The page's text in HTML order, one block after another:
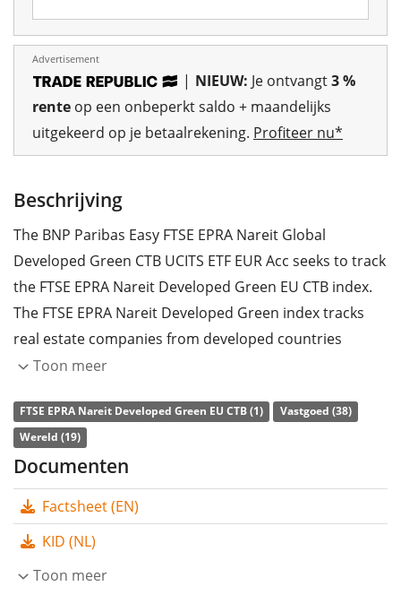
Advertisement
| NIEUW: Je ontvangt3 %
rente op een onbeperkt saldo + maandelijks
uitgekeerd op je betaalrekening. Profiteer nu*
Beschrijving
The BNP Paribas Easy FTSE EPRA Nareit Global
Developed Green CTB UCITS ETF EUR Acc seeks to track
the FTSE EPRA Nareit Developed Green EU CTB index.
The FTSE EPRA Nareit Developed Green index tracks
real estate companies from developed countries
worldwide. Constituent weights are based on
energy usage and carbon emissions). In addition, the
index aims to meet the targets of the Climate
Transition Benchmark (CTB).
The ETF'sTER(total expense ratio) amounts to
p.a. . The BNP Paribas Easy FTSE EPRA Nareit Global
ETF that tracks the FTSE EPRA Nareit Developed Green
Toon meer
FTSE EPRA Nareit Developed Green EU CTB (1)
Vastgoed (38)
Wereld (19)
Documenten
Factsheet (EN)
KID (NL)
Toon meer